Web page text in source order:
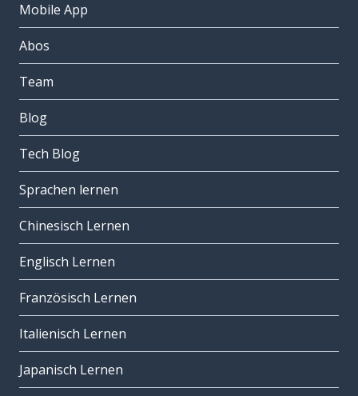
Mobile App
Abos
Team
Blog
Tech Blog
Sprachen lernen
Chinesisch Lernen
Englisch Lernen
Französisch Lernen
Italienisch Lernen
Japanisch Lernen